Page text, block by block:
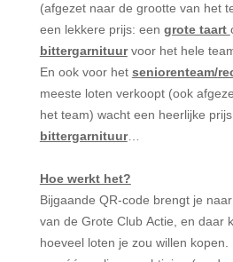
(afgezet naar de grootte van het
een lekkere prijs: een grote taart
bittergarnituurvoor het hele
En ook voor het seniorenteam/
meeste loten verkoopt (ook
het team) wacht een heerlijke
bittergarnituur…
Hoe werkt het?
Bijgaande QR-code brengt je
van de Grote Club Actie, en daar
hoeveel loten je zou willen